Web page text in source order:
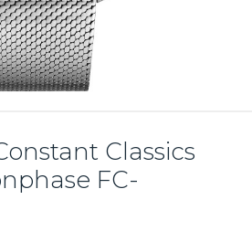
Classics
FC-